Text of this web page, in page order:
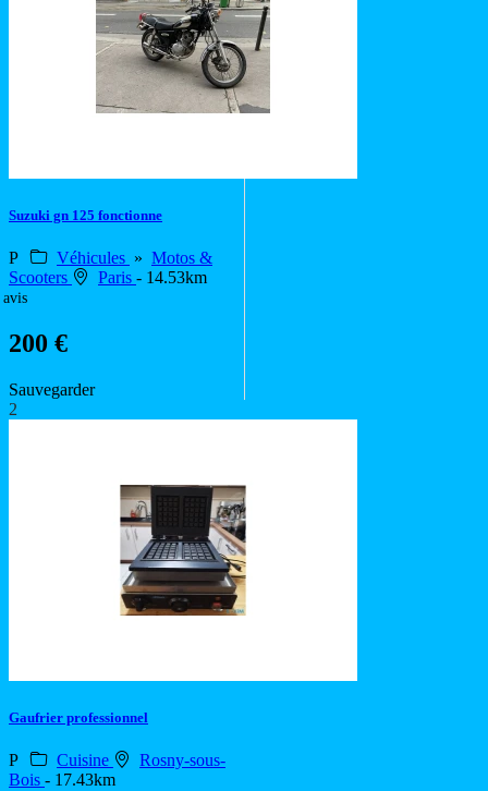
Suzuki gn 125 fonctionne
P Véhicules » Motos &
Scooters
Paris - 14.53km
avis
200 €
Sauvegarder
2
Gaufrier professionnel
P Cuisine
Rosny-sous-
Bois - 17.43km